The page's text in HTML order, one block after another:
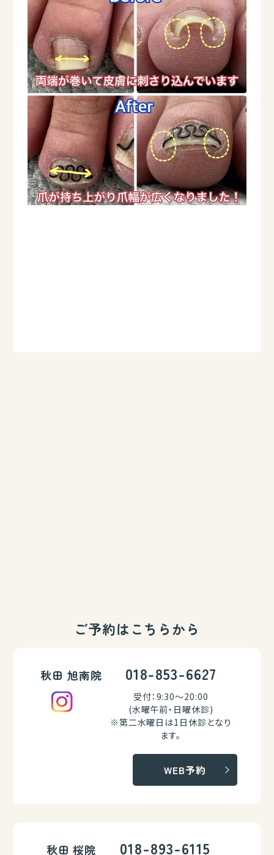
ご予約はこちらから
秋田 旭南院 018-853-6627
受付：9:30～20:00
(水曜午前・日曜休診)
※第二水曜日は1日休診となり
ます。
WEB予約
秋田 桜院 018-893-6115